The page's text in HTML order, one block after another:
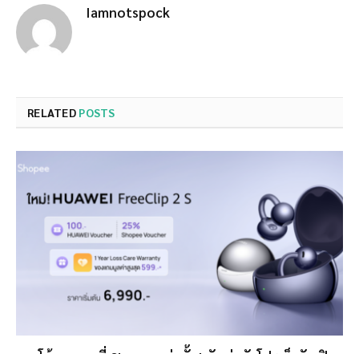
Iamnotspock
RELATED POSTS